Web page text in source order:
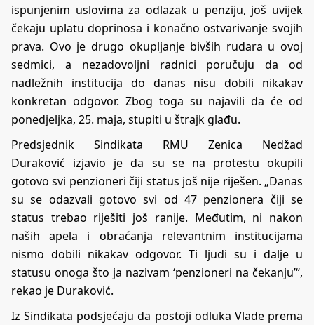
ispunjenim uslovima za odlazak u penziju, još uvijek
čekaju uplatu doprinosa i konačno ostvarivanje svojih
prava. Ovo je drugo okupljanje bivših rudara u ovoj
sedmici, a nezadovoljni radnici poručuju da od
nadležnih institucija do danas nisu dobili nikakav
konkretan odgovor. Zbog toga su najavili da će od
ponedjeljka, 25. maja, stupiti u štrajk glađu.
Predsjednik Sindikata RMU Zenica Nedžad
Duraković izjavio je da su se na protestu okupili
gotovo svi penzioneri čiji status još nije riješen. „Danas
su se odazvali gotovo svi od 47 penzionera čiji se
status trebao riješiti još ranije. Međutim, ni nakon
naših apela i obraćanja relevantnim institucijama
nismo dobili nikakav odgovor. Ti ljudi su i dalje u
statusu onoga što ja nazivam ‘penzioneri na čekanju’“,
rekao je Duraković.
Iz Sindikata podsjećaju da postoji odluka Vlade prema